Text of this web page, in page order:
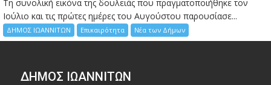
Τη συνολική εικόνα της δουλειάς που πραγματοποιήθηκε τον
Ιούλιο και τις πρώτες ημέρες του Αυγούστου παρουσίασε...
ΔΗΜΟΣ ΙΩΑΝΝΙΤΩΝ Επικαιρότητα Νέα των Δήμων
ΔΗΜΟΣ ΙΩΑΝΝΙΤΩΝ